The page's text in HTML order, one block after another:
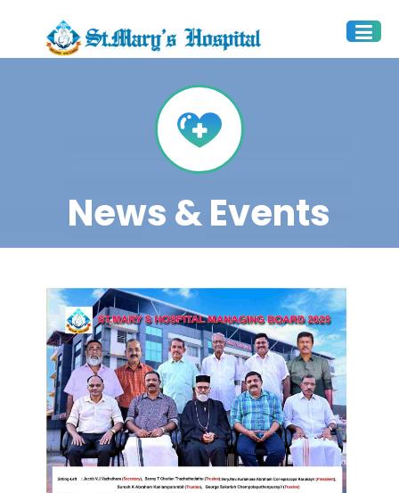
News & Events